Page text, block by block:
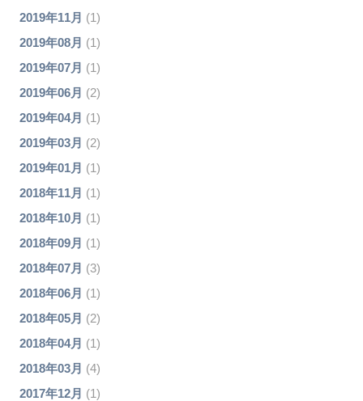
2019年11月 (1)
2019年08月 (1)
2019年07月 (1)
2019年06月 (2)
2019年04月 (1)
2019年03月 (2)
2019年01月 (1)
2018年11月 (1)
2018年10月 (1)
2018年09月 (1)
2018年07月 (3)
2018年06月 (1)
2018年05月 (2)
2018年04月 (1)
2018年03月 (4)
2017年12月 (1)